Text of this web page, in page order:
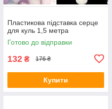
Пластикова підставка серце
для куль 1,5 метра
Готово до відправки
132 ₴ 176 ₴
Купити